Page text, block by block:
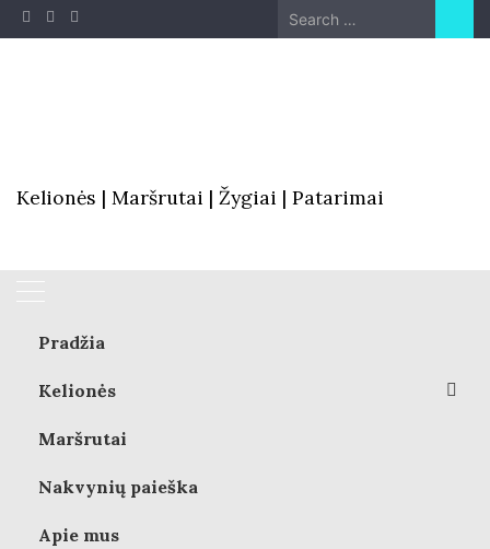
Skip
to
Search
for:
Kelionės | Maršrutai | Žygiai | Patarimai
Pradžia
Kelionės
Afrika
Azija
Maršrutai
Nakvynių paieška
Apie mus
Harvester – tradiciniai
angliški patiekalai už gerą
kainą